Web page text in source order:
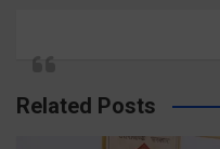
Related Posts